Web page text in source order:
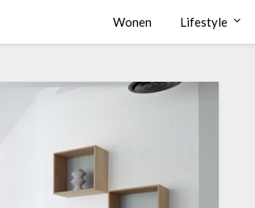
Wonen Lifestyle